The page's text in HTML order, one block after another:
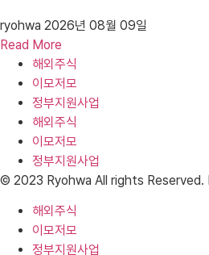
ryohwa 2026년 08월 09일
Read More
해외주식
이모저모
정부지원사업
해외주식
이모저모
정부지원사업
© 2023 Ryohwa All rights
해외주식
이모저모
정부지원사업